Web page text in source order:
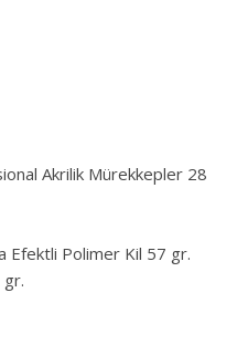
Akrilik Mürekkepler 28
Efektli Polimer Kil 57 gr.